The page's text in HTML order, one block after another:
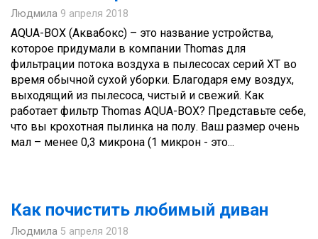
Людмила 9 апреля 2018
AQUA-BOX (Аквабокс) – это название устройства,
которое придумали в компании Thomas для
фильтрации потока воздуха в пылесосах серий XT во
время обычной сухой уборки. Благодаря ему воздух,
выходящий из пылесоса, чистый и свежий. Как
работает фильтр Thomas AQUA-BOX? Представьте себе,
что вы крохотная пылинка на полу. Ваш размер очень
мал – менее 0,3 микрона (1 микрон - это...
Как почистить любимый диван
Людмила 5 апреля 2018